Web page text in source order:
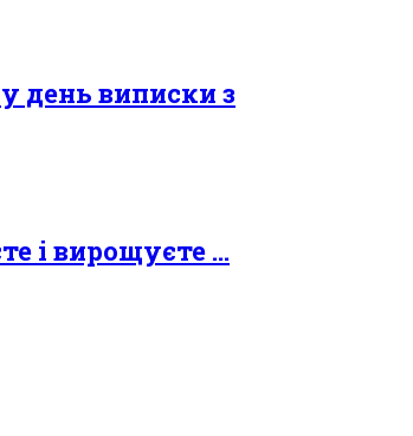
день виписки з
і вирощуєте …